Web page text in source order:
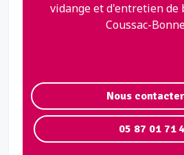
vidange et d'entretien de
Coussac-
Nous contacter
05 87 01 71